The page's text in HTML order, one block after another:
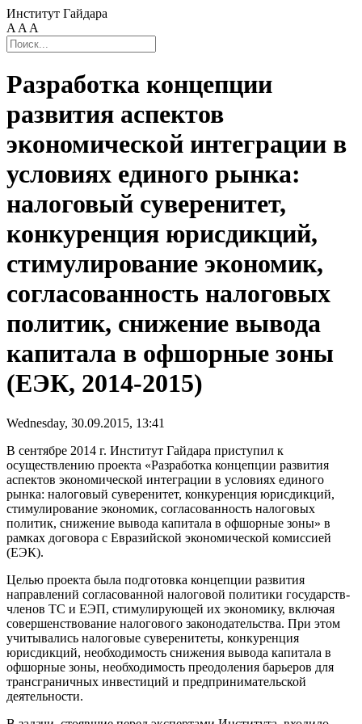
Институт Гайдара
A A A
Разработка концепции
развития аспектов
экономической интеграции в
условиях единого рынка:
налоговый суверенитет,
конкуренция юрисдикций,
стимулирование экономик,
согласованность налоговых
политик, снижение вывода
капитала в офшорные зоны
(ЕЭК, 2014-2015)
Wednesday, 30.09.2015, 13:41
В сентябре 2014 г. Институт Гайдара приступил к
осуществлению проекта «Разработка концепции развития
аспектов экономической интеграции в условиях единого
рынка: налоговый суверенитет, конкуренция юрисдикций,
стимулирование экономик, согласованность налоговых
политик, снижение вывода капитала в офшорные зоны» в
рамках договора с Евразийской экономической комиссией
(ЕЭК).
Целью проекта была подготовка концепции развития
направлений согласованной налоговой политики государств-
членов ТС и ЕЭП, стимулирующей их экономику, включая
совершенствование налогового законодательства. При этом
учитывались налоговые суверенитеты, конкуренция
юрисдикций, необходимость снижения вывода капитала в
офшорные зоны, необходимость преодоления барьеров для
трансграничных инвестиций и предпринимательской
деятельности.